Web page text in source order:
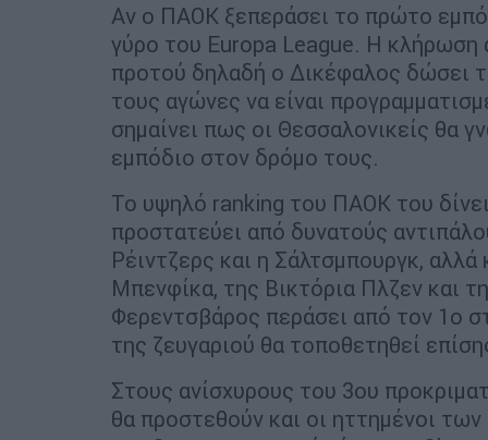
Αν ο ΠΑΟΚ ξεπεράσει το πρώτο
γύρο του Europa League. Η κλήρωση
προτού δηλαδή ο Δικέφαλος δώσει
τους αγώνες να είναι
σημαίνει πως οι Θεσσαλονικείς θα
εμπόδιο στον δρόμο τους.
Το υψηλό ranking του ΠΑΟΚ του
προστατεύει από δυνατούς
Ρέιντζερς και η Σάλτσμπουργκ,
Μπενφίκα, της Βικτόρια Πλζεν και
Φερεντσβάρος περάσει από τον 1ο
της ζευγαριού θα τοποθετηθεί
Στους ανίσχυρους του 3ου
θα προστεθούν και οι ηττημένοι